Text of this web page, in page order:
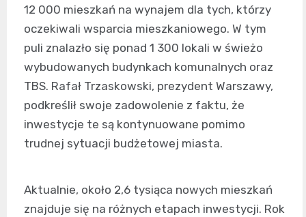
12 000 mieszkań na wynajem dla tych, którzy
oczekiwali wsparcia mieszkaniowego. W tym
puli znalazło się ponad 1 300 lokali w świeżo
wybudowanych budynkach komunalnych oraz
TBS. Rafał Trzaskowski, prezydent Warszawy,
podkreślił swoje zadowolenie z faktu, że
inwestycje te są kontynuowane pomimo
trudnej sytuacji budżetowej miasta.
Aktualnie, około 2,6 tysiąca nowych mieszkań
znajduje się na różnych etapach inwestycji. Rok